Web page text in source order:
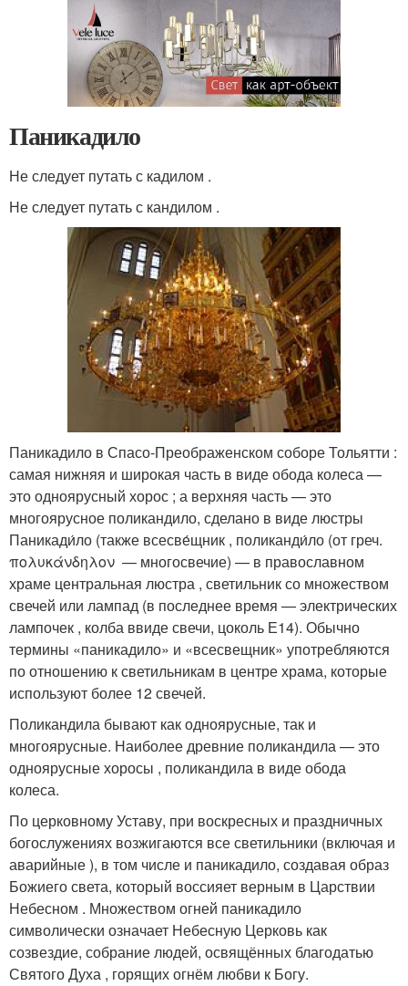
Паникадило
Не следует путать с кадилом .
Не следует путать с кандилом .
Паникадило в Спасо-Преображенском соборе Тольятти :
самая нижняя и широкая часть в виде обода колеса —
это одноярусный хорос ; а верхняя часть — это
многоярусное поликандило, сделано в виде люстры
Паникади́ло (также всесве́щник , поликанди́ло (от греч.
πολυκάνδηλον — многосвечие) — в православном
храме центральная люстра , светильник со множеством
свечей или лампад (в последнее время — электрических
лампочек , колба ввиде свечи, цоколь Е14). Обычно
термины «паникадило» и «всесвещник» употребляются
по отношению к светильникам в центре храма, которые
используют более 12 свечей.
Поликандила бывают как одноярусные, так и
многоярусные. Наиболее древние поликандила — это
одноярусные хоросы , поликандила в виде обода
колеса.
По церковному Уставу, при воскресных и праздничных
богослужениях возжигаются все светильники (включая и
аварийные ), в том числе и паникадило, создавая образ
Божиего света, который воссияет верным в Царствии
Небесном . Множеством огней паникадило
символически означает Небесную Церковь как
созвездие, собрание людей, освящённых благодатью
Святого Духа , горящих огнём любви к Богу.